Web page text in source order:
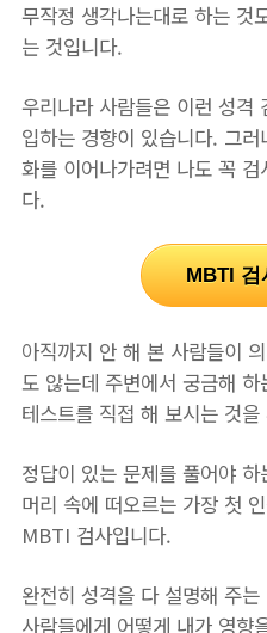
무작정 생각나는대로 하는 것
는 것입니다.
우리나라 사람들은 이런 성격
입하는 경향이 있습니다. 그
화를 이어나가려면 나도 꼭
다.
MBTI 검
아직까지 안 해 본 사람들이
도 않는데 주변에서 궁금해
테스트를 직접 해 보시는 것을
정답이 있는 문제를 풀어야
머리 속에 떠오르는 가장 첫
MBTI 검사입니다.
완전히 성격을 다 설명해 주
사람들에게 어떻게 내가 영향